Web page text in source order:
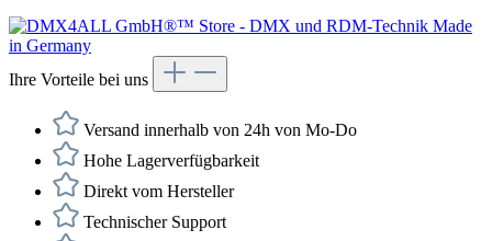
Ihre Vorteile bei uns
Versand innerhalb von 24h von Mo-Do
Hohe Lagerverfügbarkeit
Direkt vom Hersteller
Technischer Support